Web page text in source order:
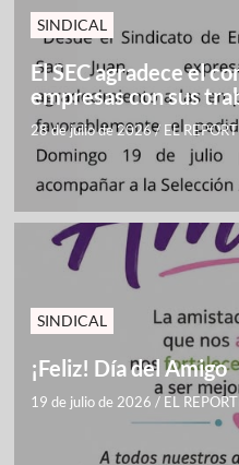
SINDICAL
El SEC agradece el
empresas con sus
28 de julio de 2026/ EL
SINDICAL
¡Feliz! Día del Amigo
19 de julio de 2026 / EL